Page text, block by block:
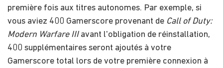
première fois aux titres autonomes. Par exemple, si
vous aviez 400 Gamerscore provenant de Call of Duty:
Modern Warfare IIIavant l'obligation de réinstallation,
400 supplémentaires seront ajoutés à votre
Gamerscore total lors de votre première connexion à